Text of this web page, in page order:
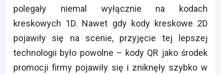
polegały niemal wyłącznie na kodach
kreskowych 1D. Nawet gdy kody kreskowe 2D
pojawiły się na scenie, przyjęcie tej lepszej
technologii było powolne – kody QR jako środek
promocji firmy pojawiły się i zniknęły szybko w